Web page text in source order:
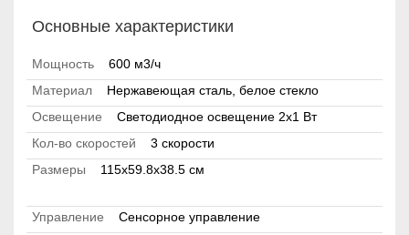
Основные характеристики
Мощность
600 м3/ч
Материал
Нержавеющая сталь, белое стекло
Освещение
Светодиодное освещение 2x1 Вт
Кол-во скоростей
3 скорости
Размеры
115х59.8х38.5 см
Управление
Сенсорное управление